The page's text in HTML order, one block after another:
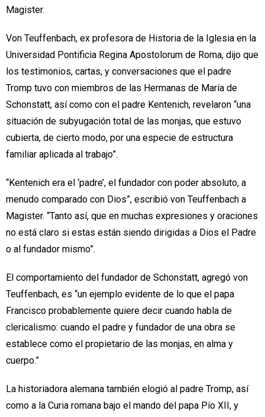
Magister.
Von Teuffenbach, ex profesora de Historia de la Iglesia en la
Universidad Pontificia Regina Apostolorum de Roma, dijo que
los testimonios, cartas, y conversaciones que el padre
Tromp tuvo con miembros de las Hermanas de María de
Schonstatt, así como con el padre Kentenich, revelaron “una
situación de subyugación total de las monjas, que estuvo
cubierta, de cierto modo, por una especie de estructura
familiar aplicada al trabajo”.
“Kentenich era el ‘padre’, el fundador con poder absoluto, a
menudo comparado con Dios”, escribió von Teuffenbach a
Magister. “Tanto así, que en muchas expresiones y oraciones
no está claro si estas están siendo dirigidas a Dios el Padre
o al fundador mismo”.
El comportamiento del fundador de Schonstatt, agregó von
Teuffenbach, es “un ejemplo evidente de lo que el papa
Francisco probablemente quiere decir cuando habla de
clericalismo: cuando el padre y fundador de una obra se
establece como el propietario de las monjas, en alma y
cuerpo.”
La historiadora alemana también elogió al padre Tromp, así
como a la Curia romana bajo el mando del papa Pío XII, y